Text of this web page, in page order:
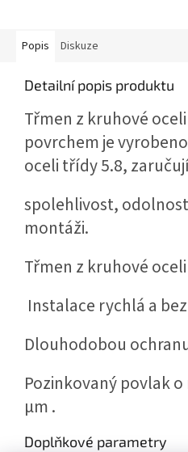
Popis Diskuze
Detailní popis produktu
Třmen z kruhové
povrchem je
oceli třídy 5.8,
spolehlivost,
montáži.
Třmen z kruhové
Instalace rychlá a
Dlouhodobou
Pozinkovaný povlak
µm .
Doplňkové parametry